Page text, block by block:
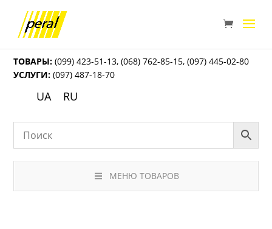
ТОВАРЫ: (099) 423-51-13,(068) 762-85-15,(097) 445-02-80
УСЛУГИ: (097) 487-18-70
UA RU
МЕНЮ ТОВАРОВ